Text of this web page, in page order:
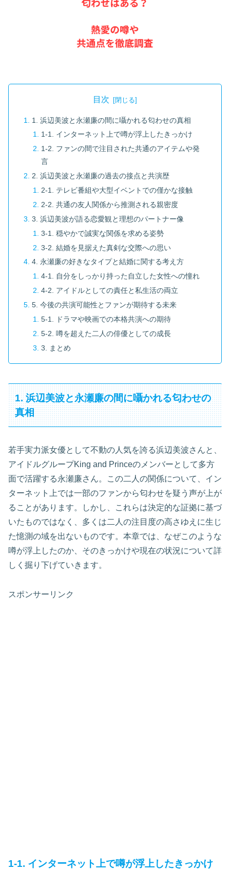
目次
1. 浜辺美波と永瀬廉の間に囁かれる匂わせの真相
1-1. インターネット上で噂が浮上したきっかけ
1-2. ファンの間で注目された共通のアイテムや発
言
2. 浜辺美波と永瀬廉の過去の接点と共演歴
2-1. テレビ番組や大型イベントでの僅かな接触
2-2. 共通の友人関係から推測される親密度
3. 浜辺美波が語る恋愛観と理想のパートナー像
3-1. 穏やかで誠実な関係を求める姿勢
3-2. 結婚を見据えた真剣な交際への思い
4. 永瀬廉の好きなタイプと結婚に関する考え方
4-1. 自分をしっかり持った自立した女性への憧れ
4-2. アイドルとしての責任と私生活の両立
5. 今後の共演可能性とファンが期待する未来
5-1. ドラマや映画での本格共演への期待
5-2. 噂を超えた二人の俳優としての成長
3. まとめ
1. 浜辺美波と永瀬廉の間に囁かれる匂わせの
真相
若手実力派女優として不動の人気を誇る浜辺美波さんと、
アイドルグループKing and Princeのメンバーとして多方
面で活躍する永瀬廉さん。この二人の関係について、イン
ターネット上では一部のファンから匂わせを疑う声が上が
ることがあります。しかし、これらは決定的な証拠に基づ
いたものではなく、多くは二人の注目度の高さゆえに生じ
た憶測の域を出ないものです。本章では、なぜこのような
噂が浮上したのか、そのきっかけや現在の状況について詳
しく掘り下げていきます。
スポンサーリンク
1-1. インターネット上で噂が浮上したきっかけ